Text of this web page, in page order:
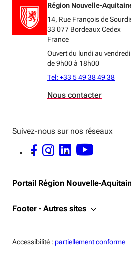
Région Nouvelle-
14, Rue François de
33 077 Bordeaux Cedex
France
Ouvert du lundi au vendredi
de 9h00 à 18h00
Tel: +33 5 49 38 49 38
Nous contacter
Suivez-nous sur nos réseaux
FACEBOOK - OUVERTURE DANS UNE
INSTAGRAM - OUVERTURE DANS UNE
LINKEDIN - OUVERTURE DANS
YOUTUBE -
Portail Région Nouvelle-
Footer - Autres sites
Accessibilité : Accessiblité:
partiellement conforme